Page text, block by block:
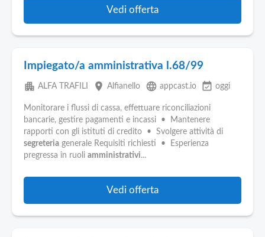
Vedi offerta
Impiegato/a amministrativa l.68/99
apartment ALFA TRAFILI place Alfianello language appcast.io event_available oggi
Monitorare i flussi di cassa, effettuare riconciliazioni
bancarie, gestire pagamenti e incassi • Mantenere
rapporti con gli istituti di credito • Svolgere attività di
segreteria generale Requisiti richiesti • Esperienza
pregressa in ruoli amministrativi...
Vedi offerta